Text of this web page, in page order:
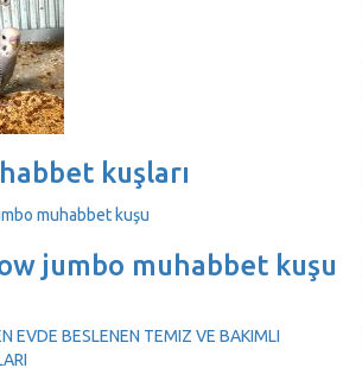
kuşları
jumbo muhabbet kuşu